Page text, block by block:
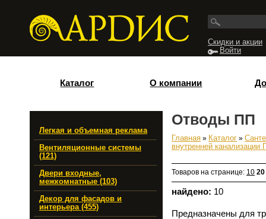
Скидки и акции
Войти
Каталог О компании
Легкая и объемная реклама
Вентиляционные системы
(121)
Двери входные,
межкомнатные (103)
Декор для фасадов и
интерьера (455)
Отводы ПП
Вы здесь
Главная » Каталог »
внутренней канализации
Товаров на странице: 10 20
найдено: 10
Предназначены для